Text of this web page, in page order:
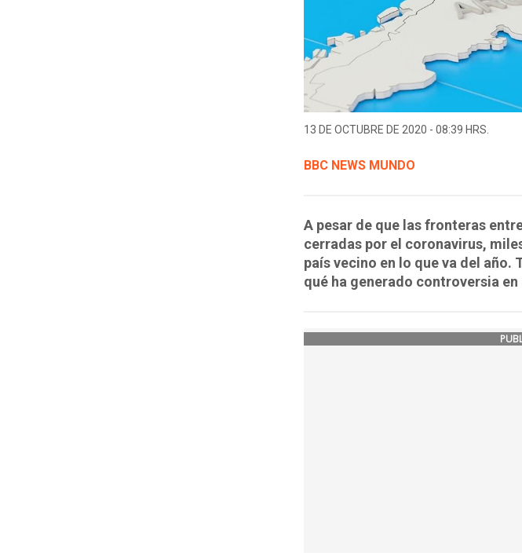
13 DE OCTUBRE DE 2020 - 08:39 HRS.
BBC NEWS MUNDO
A pesar de que las fronteras
cerradas por el coronavirus,
país vecino en lo que va del año.
qué ha generado controversia en